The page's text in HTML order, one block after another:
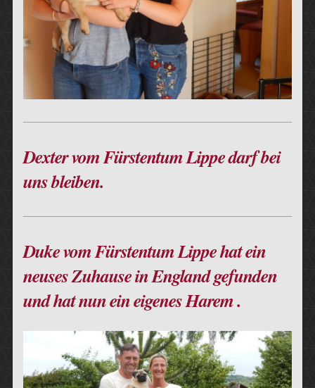
Dexter vom Fürstentum Lippe darf bei
uns bleiben.
Duke vom Fürstentum Lippe hat ein
neuses Zuhause in England gefunden
und hat nun ein eigenes Harem .